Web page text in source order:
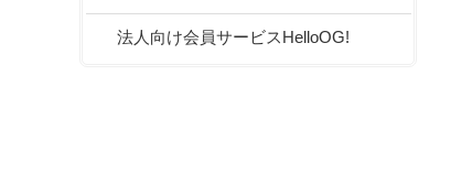
法人向け会員サービスHelloOG!